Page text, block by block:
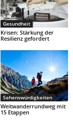
Gesundheit
Krisen: Stärkung der
Resilienz gefordert
Sehenswürdigkeiten
Weitwanderrundweg mit
15 Etappen